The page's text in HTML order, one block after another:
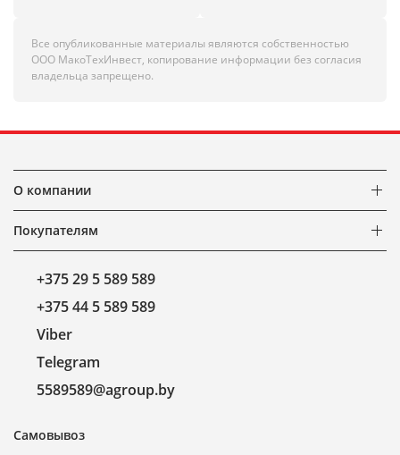
Все опубликованные материалы являются собственностью
ООО МакоТехИнвест, копирование информации без согласия
владельца запрещено.
О компании
Покупателям
+375 29 5 589 589
+375 44 5 589 589
Viber
Telegram
5589589@agroup.by
Самовывоз